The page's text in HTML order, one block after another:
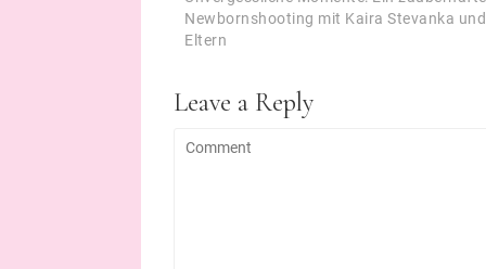
Newbornshooting mit Kaira Stevanka
Eltern
Leave a Reply